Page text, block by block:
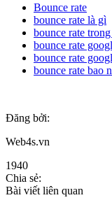
Bounce rate
bounce rate là gì
bounce rate
bounce rate
bounce rate
bounce rate bao
Đăng bởi:
Web4s.vn
1940
Chia sẻ:
Bài viết liên quan